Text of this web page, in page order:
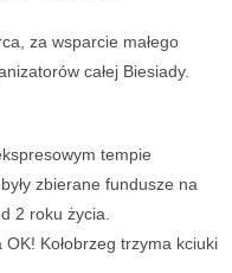
za wsparcie małego
całej Biesiady.
tempie
zbierane fundusze na
2 roku życia.
Kołobrzeg trzyma kciuki